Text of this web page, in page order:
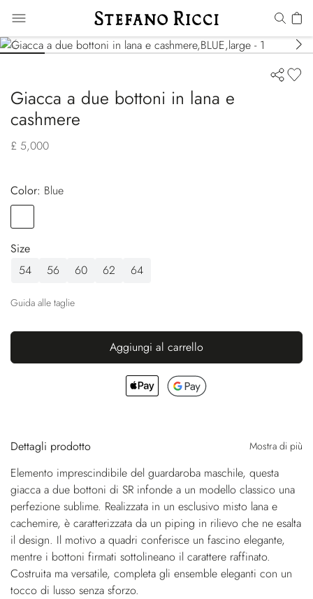
Giacca a due bottoni in lana e
cashmere
£ 5,000
Color:
blue
Size
54
56 60 62 64
Guida alle taglie
Aggiungi al carrello
Dettagli prodotto Mostra di più
Elemento imprescindibile del guardaroba maschile, questa
giacca a due bottoni di SR infonde a un modello classico una
perfezione sublime. Realizzata in un esclusivo misto lana e
cachemire, è caratterizzata da un piping in rilievo che ne esalta
il design. Il motivo a quadri conferisce un fascino elegante,
mentre i bottoni firmati sottolineano il carattere raffinato.
Costruita ma versatile, completa gli ensemble eleganti con un
tocco di lusso senza sforzo.